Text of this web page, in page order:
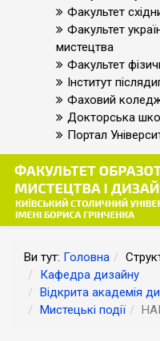
Факультет
Факультет
мистецтва
Факультет
Інститут
Фаховий
Докторська
Портал
Ви тут: Головна
Кафедра дизайну
Відкрита академія
Мистецькі події